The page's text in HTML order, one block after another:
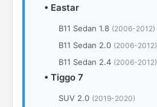
• Eastar
B11 Sedan 1.8 (2006-2012)
B11 Sedan 2.0 (2006-2012)
B11 Sedan 2.4 (2006-2012)
• Tiggo 7
SUV 2.0 (2019-2020)